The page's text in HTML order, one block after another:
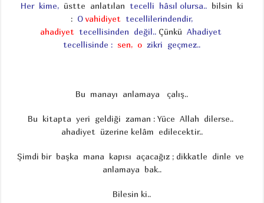
Her kime, üstte anlatılan tecelli hâsıl olursa.. bilsin ki
: O vahidiyet tecellilerindendir,
ahadiyet tecellisinden değil..Çünkü Ahadiyet
tecellisinde : sen, o zikri geçmez..
Bu manayı anlamaya çalış..
Bu kitapta yeri geldiği zaman : Yüce Allah dilerse..
ahadiyet üzerine kelâm edilecektir..
Şimdi bir başka mana kapısı açacağız ; dikkatle dinle ve
anlamaya bak..
Bilesin ki..